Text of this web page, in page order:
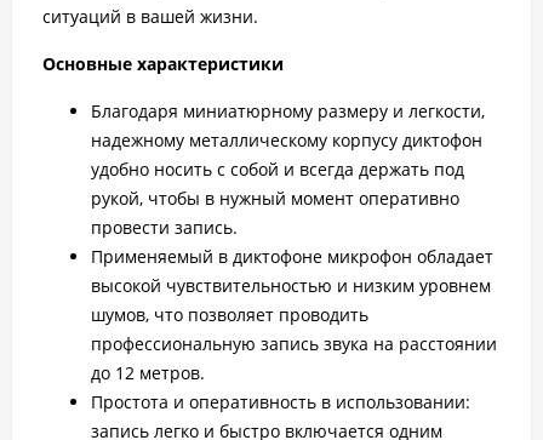
ситуаций в вашей жизни.
Основные характеристики
Благодаря миниатюрному размеру и легкости,
надежному металлическому корпусу диктофон
удобно носить с собой и всегда держать под
рукой, чтобы в нужный момент оперативно
провести запись.
Применяемый в диктофоне микрофон обладает
высокой чувствительностью и низким уровнем
шумов, что позволяет проводить
профессиональную запись звука на расстоянии
до 12 метров.
Простота и оперативность в использовании:
запись легко и быстро включается одним